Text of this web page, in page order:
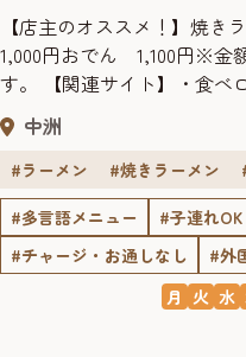
【店主のオススメ！】焼
1,000円おでん 1,100円※金
す。 【関連サイト】・食べ
中洲
#ラーメン #焼きラーメン
#多言語メニュー
#子連れOK
#チャージ・お通しなし
#外
月 火 水